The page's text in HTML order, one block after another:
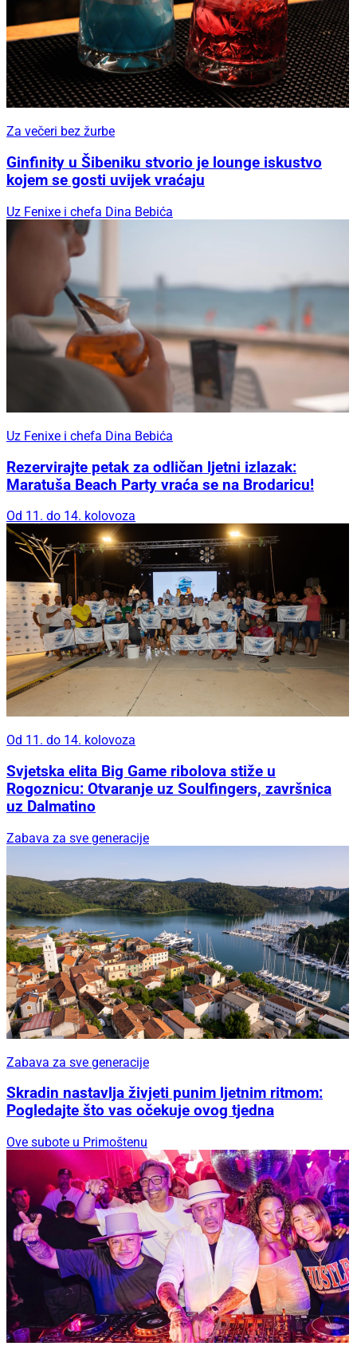
Za večeri bez žurbe
Ginfinity u Šibeniku stvorio je lounge iskustvo
kojem se gosti uvijek vraćaju
Uz Fenixe i chefa Dina Bebića
Uz Fenixe i chefa Dina Bebića
Rezervirajte petak za odličan ljetni izlazak:
Maratuša Beach Party vraća se na Brodaricu!
Od 11. do 14. kolovoza
Od 11. do 14. kolovoza
Svjetska elita Big Game ribolova stiže u
Rogoznicu: Otvaranje uz Soulfingers, završnica
uz Dalmatino
Zabava za sve generacije
Zabava za sve generacije
Skradin nastavlja živjeti punim ljetnim ritmom:
Pogledajte što vas očekuje ovog tjedna
Ove subote u Primoštenu